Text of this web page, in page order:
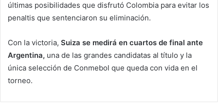
últimas posibilidades que disfrutó Colombia para evitar los
penaltis que sentenciaron su eliminación.
Con la victoria, Suiza se medirá en cuartos de final ante
Argentina, una de las grandes candidatas al título y la
única selección de Conmebol que queda con vida en el
torneo.